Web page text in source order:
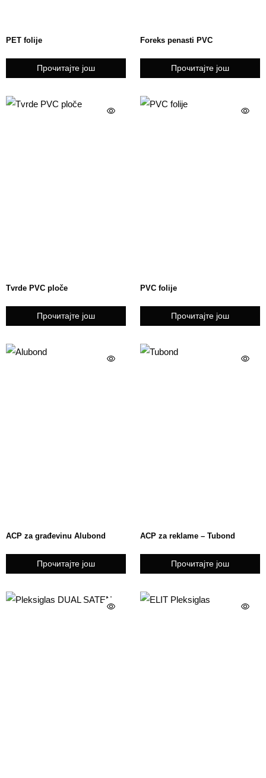
PET folije
Прочитајте још
Foreks penasti PVC
Прочитајте још
Tvrde PVC ploče
Прочитајте још
PVC folije
Прочитајте још
ACP za građevinu Alubond
Прочитајте још
ACP za reklame – Tubond
Прочитајте још